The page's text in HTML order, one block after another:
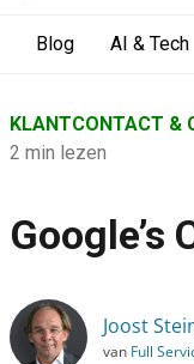
Blog AI & Tech
›
Klantcontact & CX
Google’s Chromebook
KLANTCONTACT &
2 min lezen
Google’s
Joost
van Full